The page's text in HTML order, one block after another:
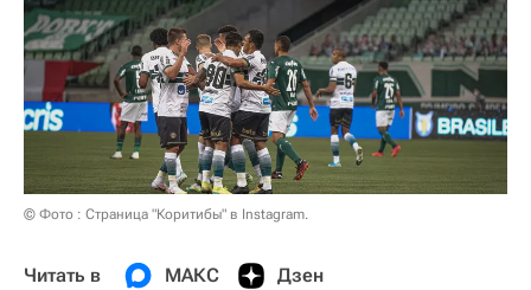
© Фото : Страница "Коритибы" в Instagram.
Читать в МАКС Дзен